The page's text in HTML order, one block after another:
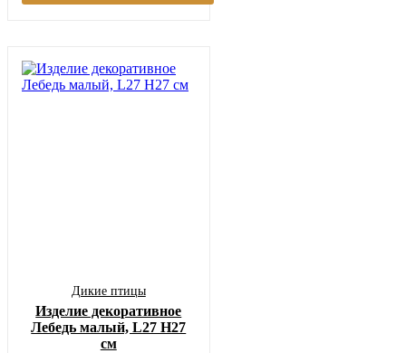
Дикие птицы
Изделие декоративное
Лебедь малый, L27 H27
см